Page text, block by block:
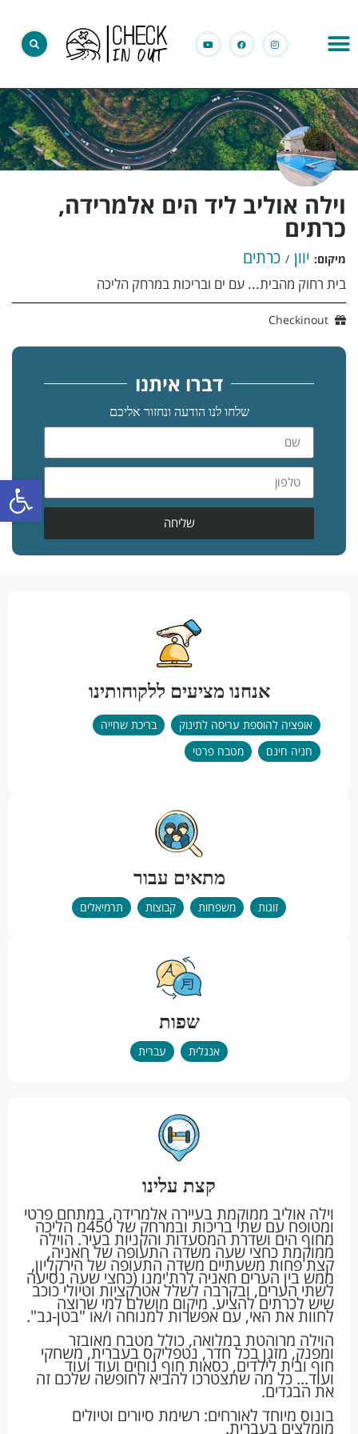
פתח
וילה אוליב ליד הים אלמרידה,
כרתים
מיקום: יוון / כרתים
בית רחוק מהבית... עם ים ובריכות במרחק הליכה
Checkinout
דברו איתנו
שלחו לנו הודעה ונחזור אליכם
שליחה
אנחנו מציעים ללקוחותינו
אופציה להוספת עריסה לתינוק
בריכת שחייה
חניה חינם
מטבח פרטי
מתאים עבור
זוגות משפחות קבוצות תרמיאלים
שפות
אנגלית עברית
קצת עלינו
וילה אוליב ממוקמת בעיירה אלמרידה, במתחם פרטי
ומטופח עם שתי בריכות ובמרחק של 450מ הליכה
מחוף הים ושדרת המסעדות והקניות בעיר. הוילה
ממוקמת כחצי שעה משדה התעופה של חאניה,
קצת פחות משעתיים משדה התעופה של הירקליון,
ממש בין הערים חאניה לרת'ימנו (כחצי שעה נסיעה
לשתי הערים, ובקרבה לשלל אטרקציות וטיולי כוכב
שיש לכרתים להציע. מיקום מושלם למי שרוצה
לחוות את האי, עם אפשרות למנוחה ו/או "בטן-גב".
הוילה מרוהטת במלואה, כולל מטבח מאובזר
ומפנק, מזגן בכל חדר, נטפליקס בעברית, משחקי
חוף ובית לילדים, כסאות חוף נוחים ועוד ועוד
ועוד... כל מה שתצטרכו להביא לחופשה שלכם זה
את הבגדים.
בונוס מיוחד לאורחים: רשימת סיורים וטיולים
מומלצים בעברית.